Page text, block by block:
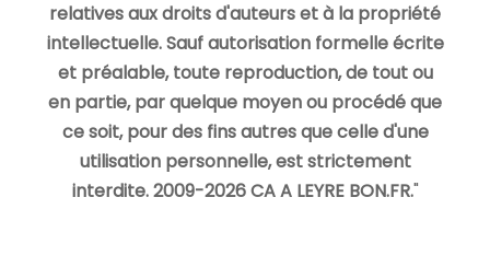
relatives aux droits d'auteurs et à la propriété
intellectuelle. Sauf autorisation formelle écrite
et préalable, toute reproduction, de tout ou
en partie, par quelque moyen ou procédé que
ce soit, pour des fins autres que celle d'une
utilisation personnelle, est strictement
interdite. 2009-2026 CA A LEYRE BON.FR."